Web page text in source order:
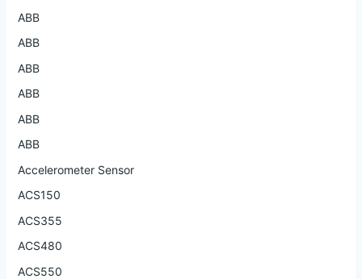
ABB
ABB
ABB
ABB
ABB
ABB
Accelerometer Sensor
ACS150
ACS355
ACS480
ACS550